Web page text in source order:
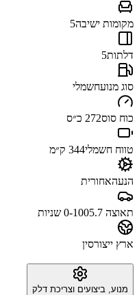
מקומות ישיבה5
דלתות5
סוג מנועחשמלי
כוח סוס272 כ״ס
טווח חשמלי344 ק״מ
הנעהאחורית
תאוצה 0-100 5.7 שניות
ארץ ייצורסין
מנוע, ביצועים וצריכת דלק